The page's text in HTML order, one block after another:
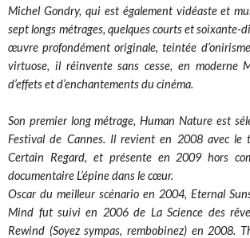
Michel Gondry, qui est également vidéaste et
sept longs métrages, quelques courts et soixante-
œuvre profondément originale, teintée
virtuose, il réinvente sans cesse, en moderne
d’effets et d’enchantements du cinéma.
Son premier long métrage, Human Nature est
Festival de Cannes. Il revient en 2008 avec le
Certain Regard, et présente en 2009 hors
documentaire L’épine dans le cœur.
Oscar du meilleur scénario en 2004, Eternal
Mind fut suivi en 2006 de La Science des
Rewind (Soyez sympas, rembobinez) en 2008.